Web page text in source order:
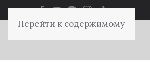
Перейти к содержимому